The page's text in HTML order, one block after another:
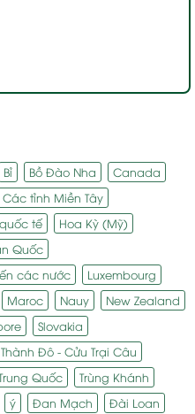
Bỉ Bồ Đào Nha
Canada
Các tỉnh Miền Tây
tế
Hoa Kỳ (Mỹ)
Quốc
các nước
Luxembourg
Maroc Nauy
New Zealand
Slovakia
Thành Đô - Cửu Trại Câu
Quốc
Trùng Khánh
ý Đan Mạch Đài Loan